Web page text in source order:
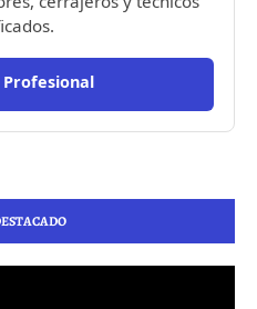
Profesional